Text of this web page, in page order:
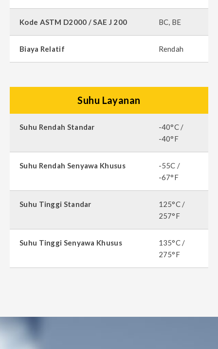
Kode ASTM D2000 / SAE J 200 BC, BE
Biaya Relatif Rendah
Suhu Layanan
Suhu Rendah Standar
-40°C /
-40°F
Suhu Rendah Senyawa Khusus
-55C /
-67°F
Suhu Tinggi Standar
125°C /
257°F
Suhu Tinggi Senyawa Khusus
135°C /
275°F